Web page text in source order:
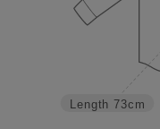
Length 73cm